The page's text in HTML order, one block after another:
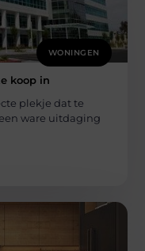
WONINGEN
koop in
plekje dat te
ware uitdaging